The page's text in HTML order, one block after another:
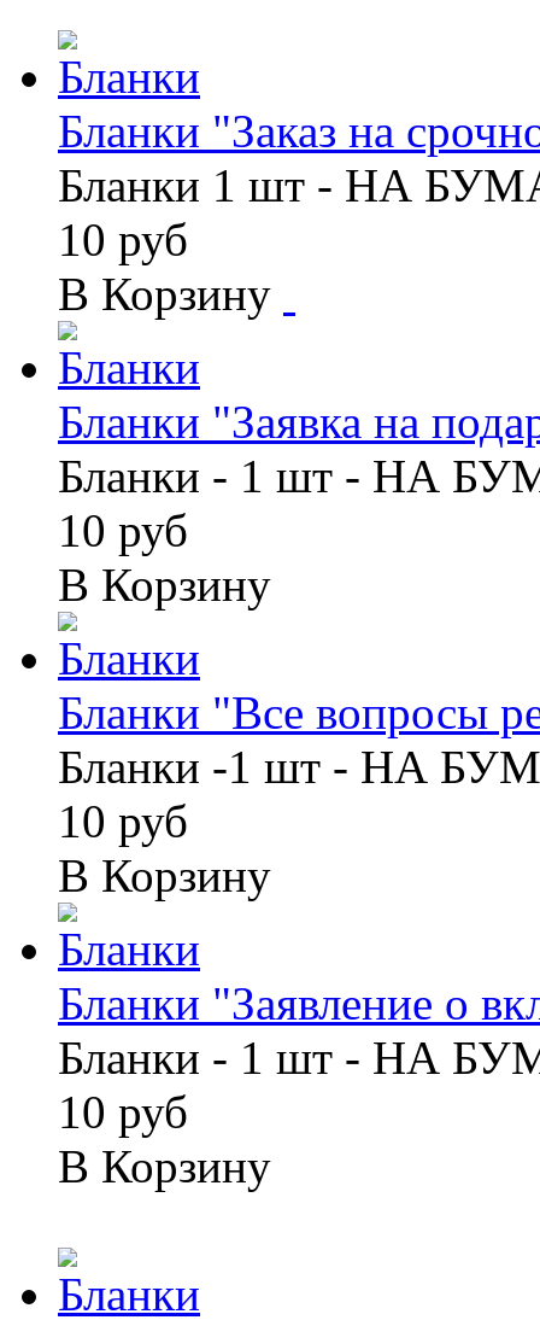
Бланки "Заказ на
Бланки 1 шт - НА
10 руб
В Корзину
Бланки "Заявка на
Бланки - 1 шт - НА
10 руб
В Корзину
Бланки "Все вопросы
Бланки -1 шт - НА
10 руб
В Корзину
Бланки "Заявление о
Бланки - 1 шт - НА
10 руб
В Корзину